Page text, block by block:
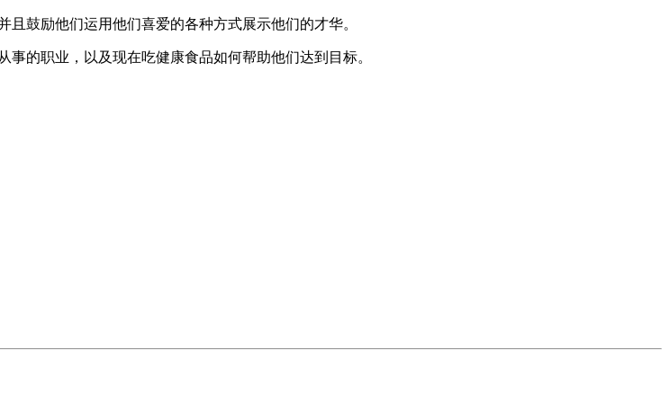
鼓励他们运用他们喜爱的各种方式展示他们的才华。
的职业，以及现在吃健康食品如何帮助他们达到目标。